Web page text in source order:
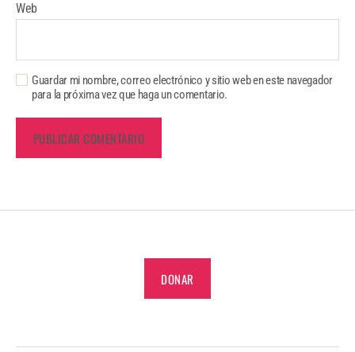
Web
Guardar mi nombre, correo electrónico y sitio web en este navegador
para la próxima vez que haga un comentario.
DONAR